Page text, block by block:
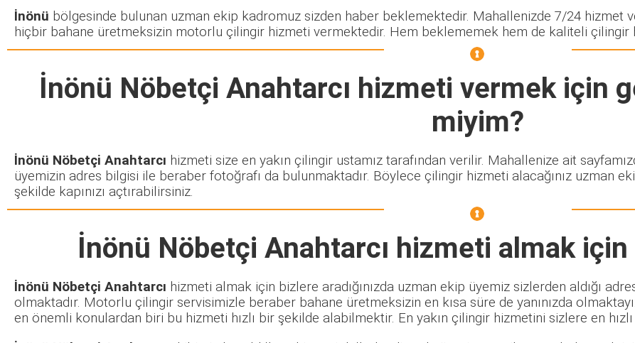
İnönü bölgesinde bulunan uzman ekip kadromuz sizden haber beklemektedir. Mahallenizde 7/24 hizmet
hiçbir bahane üretmeksizin motorlu çilingir hizmeti vermektedir. Hem beklememek hem de kaliteli çilingir
İnönü Nöbetçi Anahtarcı hizmeti vermek için
miyim?
İnönü Nöbetçi Anahtarcı hizmeti size en yakın çilingir ustamız tarafından verilir. Mahallenize ait
üyemizin adres bilgisi ile beraber fotoğrafı da bulunmaktadır. Böylece çilingir hizmeti alacağınız uzman
şekilde kapınızı açtırabilirsiniz.
İnönü Nöbetçi Anahtarcı hizmeti almak
İnönü Nöbetçi Anahtarcı hizmeti almak için bizlere aradığınızda uzman ekip üyemiz sizlerden aldığı
olmaktadır. Motorlu çilingir servisimizle beraber bahane üretmeksizin en kısa süre de yanınızda
en önemli konulardan biri bu hizmeti hızlı bir şekilde alabilmektir. En yakın çilingir hizmetini sizlere en